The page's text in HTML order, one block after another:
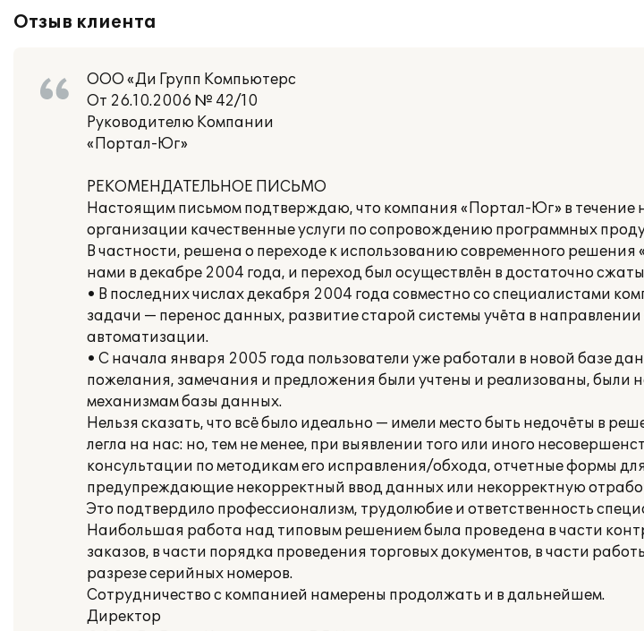
Отзыв клиента
ООО «Ди Групп Компьютерс
От 26.10.2006 № 42/10
Руководителю Компании
«Портал-Юг»
РЕКОМЕНДАТЕЛЬНОЕ ПИСЬМО
Настоящим письмом подтверждаю, что компания «Портал-Юг» в течение
организации качественные услуги по сопровождению программных
В частности, решена о переходе к использованию современного решения
нами в декабре 2004 года, и переход был осуществлён в достаточно
• В последних числах декабря 2004 года совместно со специалистами
задачи — перенос данных, развитие старой системы учёта в
автоматизации.
• С начала января 2005 года пользователи уже работали в новой базе
пожелания, замечания и предложения были учтены и реализованы, были
механизмам базы данных.
Нельзя сказать, что всё было идеально — имели место быть недочёты в
легла на нас: но, тем не менее, при выявлении того или иного
консультации по методикам его исправления/обхода, отчетные формы
предупреждающие некорректный ввод данных или некорректную
Это подтвердило профессионализм, трудолюбие и ответственность
Наибольшая работа над типовым решением была проведена в части
заказов, в части порядка проведения торговых документов, в части
разрезе серийных номеров.
Сотрудничество с компанией намерены продолжать и в дальнейшем.
Директор